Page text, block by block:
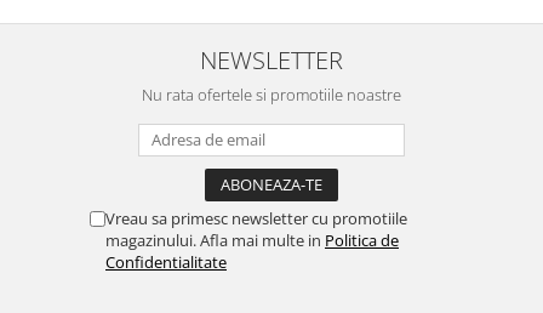
NEWSLETTER
Nu rata ofertele si promotiile noastre
Vreau sa primesc newsletter cu promotiile
magazinului. Afla mai multe in Politica de
Confidentialitate